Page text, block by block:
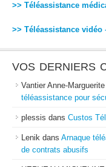
>> Téléassistance
>> Téléassistance vidéo
VOS DERNIERS
Vantier Anne-Marguerite
téléassistance pour
plessis dans Custos
Lenik dans Arnaque
de contrats abusifs